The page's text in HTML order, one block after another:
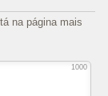
na página mais
1000